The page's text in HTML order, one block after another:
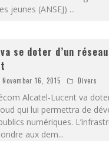
jeunes (ANSEJ) ...
se doter d’un
November 16, 2015 Divers
Alcatel-Lucent va
qui lui permettra de
numériques.
aux dem...